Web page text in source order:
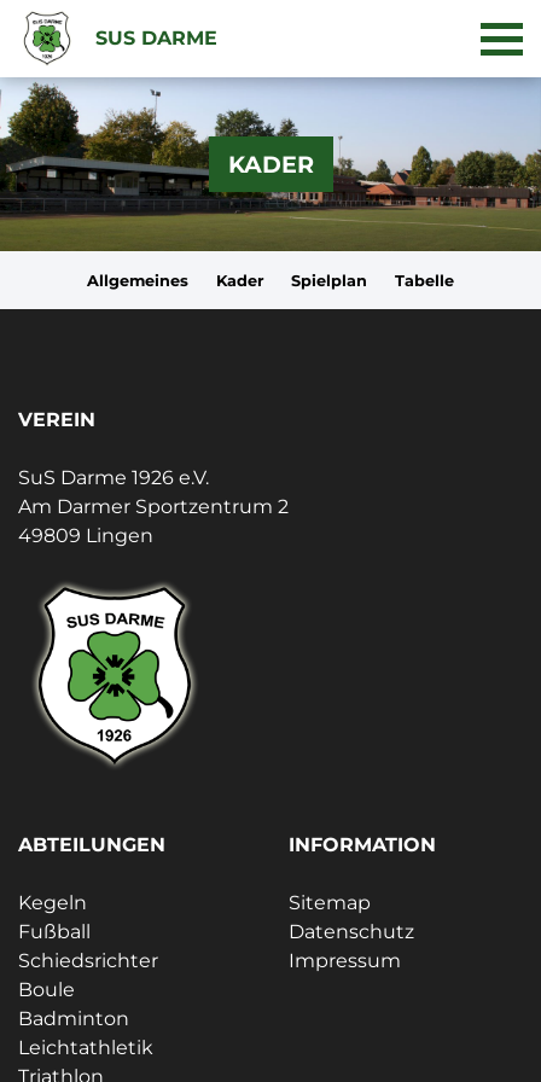
SUS DARME
KADER
Allgemeines Kader Spielplan Tabelle
VEREIN
SuS Darme 1926 e.V.
Am Darmer Sportzentrum 2
49809 Lingen
ABTEILUNGEN
Kegeln
Fußball
Schiedsrichter
Boule
Badminton
Leichtathletik
Triathlon
INFORMATION
Sitemap
Datenschutz
Impressum